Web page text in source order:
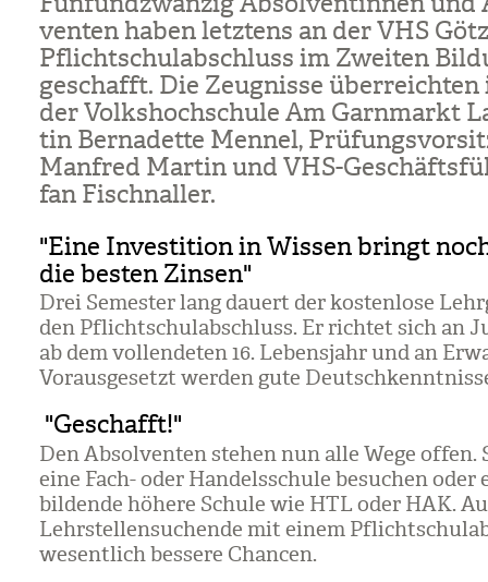
ven­ten haben letz­tens an der VHS
Pflicht­schul­ab­schluss im Zwei­ten
geschafft. Die Zeug­nisse
der Volks­hoch­schule Am Garn­markt
tin Ber­na­dette Men­nel,
Man­fred Mar­tin und VHS-
fan Fischnal­ler.
"Eine Investition in Wissen bringt
die besten Zinsen"
Drei Semes­ter lang dau­ert der kos­ten­lose
den Pflicht­schul­ab­schluss. Er rich­tet sich an
ab dem voll­ende­ten 16. Lebens­jahr und an
Vor­aus­ge­setzt wer­den gute
"Geschafft!"
Den Absol­ven­ten ste­hen nun alle Wege offen.
eine Fach- oder Han­dels­schule besu­chen
bil­dende höhere Schule wie HTL oder HAK.
Lehr­stel­len­su­chende mit einem
wesent­lich bes­sere Chan­cen.